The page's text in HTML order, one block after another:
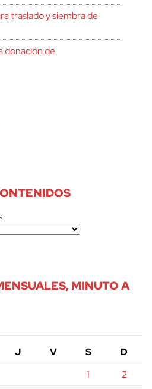
traslado y siembra de
donación de
MINUTO A
J V S
D
1
2